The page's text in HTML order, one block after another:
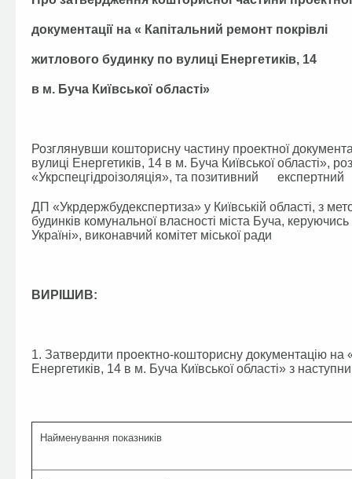
документації на « Капітальний ремонт покрівлі
житлового будинку по вулиці Енергетиків, 14
в м. Буча Київської області»
Розглянувши кошторисну частину проектної
вулиці Енергетиків, 14 в м. Буча Київської області»,
«Укрспецгідроізоляція», та позитивний
ДП «Укрдержбудекспертиза» у Київській області, з
будинків комунальної власності міста Буча,
Україні», виконавчий комітет міської ради
ВИРІШИВ:
1. Затвердити проектно-кошторисну документацію на
Енергетиків, 14 в м. Буча Київської області» з
Найменування показників